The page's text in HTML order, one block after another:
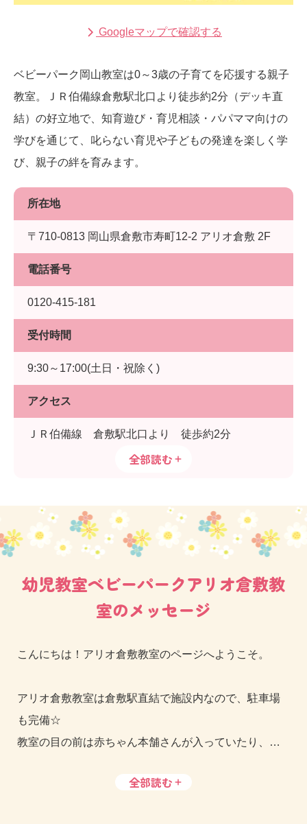
Googleマップで確認する
ベビーパーク岡山教室は0～3歳の子育てを応援する親子
教室。ＪＲ伯備線倉敷駅北口より徒歩約2分（デッキ直
結）の好立地で、知育遊び・育児相談・パパママ向けの
学びを通じて、叱らない育児や子どもの発達を楽しく学
び、親子の絆を育みます。
所在地
〒710-0813 岡山県倉敷市寿町12-2 アリオ倉敷 2F
電話番号
0120-415-181
受付時間
9:30～17:00(土日・祝除く)
アクセス
ＪＲ伯備線 倉敷駅北口より 徒歩約2分
全部読む
幼児教室ベビーパークアリオ倉敷教
室のメッセージ
こんにちは！アリオ倉敷教室のページへようこそ。
アリオ倉敷教室は倉敷駅直結で施設内なので、駐車場
も完備☆
教室の目の前は赤ちゃん本舗さんが入っていたり、お
全部読む